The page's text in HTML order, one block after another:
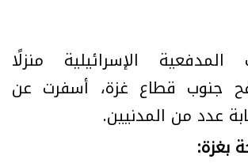
الإسرائيلية منزلًا
جنوب قطاع غزة، أسفرت عن
عدد من المدنيين.
بغزة: